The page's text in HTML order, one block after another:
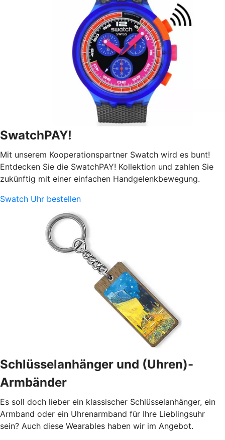
SwatchPAY!
Mit unserem Kooperationspartner Swatch wird es bunt!
Entdecken Sie die SwatchPAY! Kollektion und zahlen Sie
zukünftig mit einer einfachen Handgelenkbewegung.
Swatch Uhr bestellen
Schlüsselanhänger und (Uhren)-
Armbänder
Es soll doch lieber ein klassischer Schlüsselanhänger, ein
Armband oder ein Uhrenarmband für Ihre Lieblingsuhr
sein? Auch diese Wearables haben wir im Angebot.